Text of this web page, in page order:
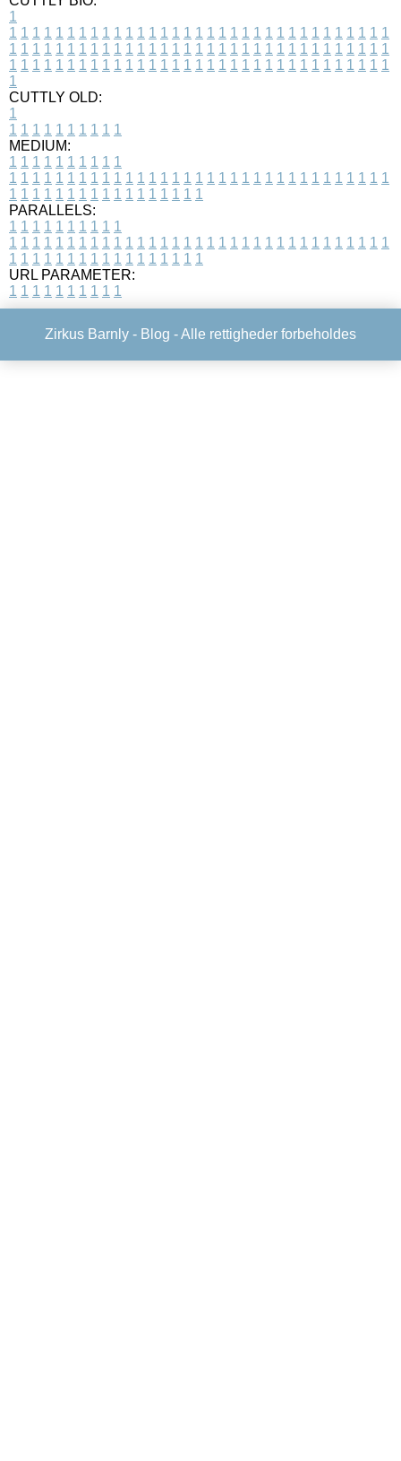
1
1 1 1 1 1 1 1 1 1 1 1 1 1 1 1 1 1 1 1 1 1 1 1 1 1 1 1 1 1 1 1 1 1
1 1 1 1 1 1 1 1 1 1 1 1 1 1 1 1 1 1 1 1 1 1 1 1 1 1 1 1 1 1 1 1 1
1 1 1 1 1 1 1 1 1 1 1 1 1 1 1 1 1 1 1 1 1 1 1 1 1 1 1 1 1 1 1 1 1
1
CUTTLY OLD:
1
1 1 1 1 1 1 1 1 1 1
MEDIUM:
1 1 1 1 1 1 1 1 1 1
1 1 1 1 1 1 1 1 1 1 1 1 1 1 1 1 1 1 1 1 1 1 1 1 1 1 1 1 1 1 1 1 1
1 1 1 1 1 1 1 1 1 1 1 1 1 1 1 1 1
PARALLELS:
1 1 1 1 1 1 1 1 1 1
1 1 1 1 1 1 1 1 1 1 1 1 1 1 1 1 1 1 1 1 1 1 1 1 1 1 1 1 1 1 1 1 1
1 1 1 1 1 1 1 1 1 1 1 1 1 1 1 1 1
URL PARAMETER:
1 1 1 1 1 1 1 1 1 1
Zirkus Barnly - Blog - Alle rettigheder forbeholdes